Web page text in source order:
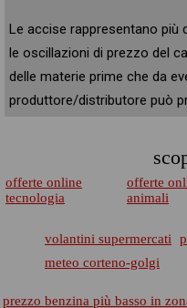
Le accise rappresentano più
le oscillazioni di prezzo del
delle materie prime che da
produttore/distributore può
offerte online
tecnologia
offerte
animali
volantini supermercati
meteo corteno-golgi
prezzo benzina più basso in